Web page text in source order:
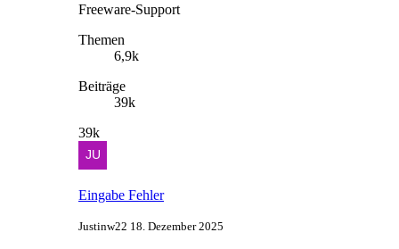
Freeware-Support
Themen
6,9k
Beiträge
39k
39k
Eingabe Fehler
Justinw22 18. Dezember 2025